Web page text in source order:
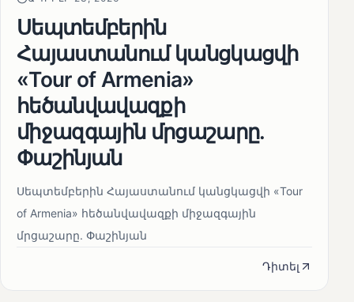
Սեպտեմբերին
Հայաստանում կանցկացվի
«Tour of Armenia»
հեծանվավազքի
միջազգային մրցաշարը.
Փաշինյան
Սեպտեմբերին Հայաստանում կանցկացվի «Tour
of Armenia» հեծանվավազքի միջազգային
մրցաշարը. Փաշինյան
Դիտել